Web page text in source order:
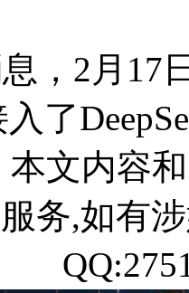
，2月17
了
本文内容
务,如有